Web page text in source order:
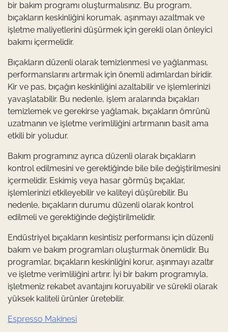
bir bakım programı oluşturmalısınız. Bu program,
bıçakların keskinliğini korumak, aşınmayı azaltmak ve
işletme maliyetlerini düşürmek için gerekli olan önleyici
bakımı içermelidir.
Bıçakların düzenli olarak temizlenmesi ve yağlanması,
performanslarını artırmak için önemli adımlardan biridir.
Kir ve pas, bıçağın keskinliğini azaltabilir ve işlemlerinizi
yavaşlatabilir. Bu nedenle, işlem aralarında bıçakları
temizlemek ve gerekirse yağlamak, bıçakların ömrünü
uzatmanın ve işletme verimliliğini artırmanın basit ama
etkili bir yoludur.
Bakım programınız ayrıca düzenli olarak bıçakların
kontrol edilmesini ve gerektiğinde bile bile değiştirilmesini
içermelidir. Eskimiş veya hasar görmüş bıçaklar,
işlemlerinizi etkileyebilir ve kaliteyi düşürebilir. Bu
nedenle, bıçakların durumu düzenli olarak kontrol
edilmeli ve gerektiğinde değiştirilmelidir.
Endüstriyel bıçakların kesintisiz performansı için düzenli
bakım ve bakım programları oluşturmak önemlidir. Bu
programlar, bıçakların keskinliğini korur, aşınmayı azaltır
ve işletme verimliliğini artırır. İyi bir bakım programıyla,
işletmeniz rekabet avantajını koruyabilir ve sürekli olarak
yüksek kaliteli ürünler üretebilir.
Espresso Makinesi